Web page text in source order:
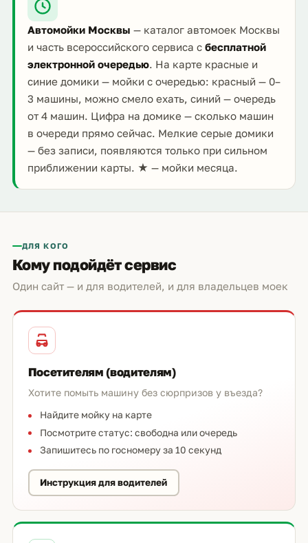
Автомойки Москвы — каталог автомоек Москвы
и часть всероссийского сервиса сбесплатной
электронной очередью. На карте красные и
синие домики — мойки с очередью: красный — 0–
3 машины, можно смело ехать, синий — очередь
от 4 машин. Цифра на домике — сколько машин
в очереди прямо сейчас. Мелкие серые домики
— без записи, появляются только при сильном
приближении карты. ★ — мойки месяца.
ДЛЯ КОГО
Кому подойдёт сервис
Один сайт — и для водителей, и для владельцев моек
Посетителям (водителям)
Хотите помыть машину без сюрпризов у въезда?
Найдите мойку на карте
Посмотрите статус: свободна или очередь
Запишитесь по госномеру за 10 секунд
Инструкция для водителей